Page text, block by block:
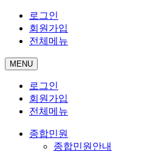
로그인
회원가입
전체메뉴
MENU
로그인
회원가입
전체메뉴
종합민원
종합민원안내